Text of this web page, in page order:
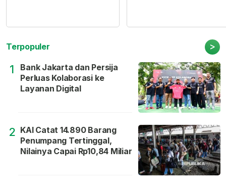
Terpopuler >
1
Bank Jakarta dan Persija
Perluas Kolaborasi ke
Layanan Digital
2 KAI Catat 14.890 Barang
Penumpang Tertinggal,
Nilainya Capai Rp10,84 Miliar